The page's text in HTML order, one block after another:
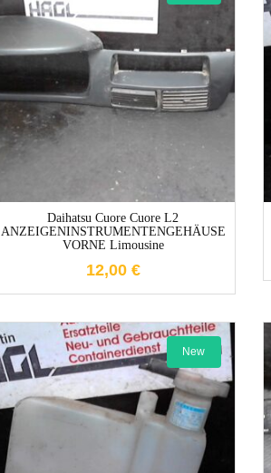
Daihatsu Cuore Cuore L2
ANZEIGENINSTRUMENTENGEHÄUSE
VORNE Limousine
12,00 €
1-3 Werktage
New